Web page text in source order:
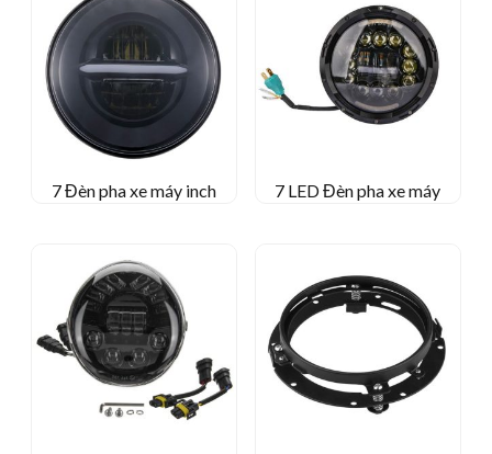
7 Đèn pha xe máy inch 7 LED Đèn pha xe máy